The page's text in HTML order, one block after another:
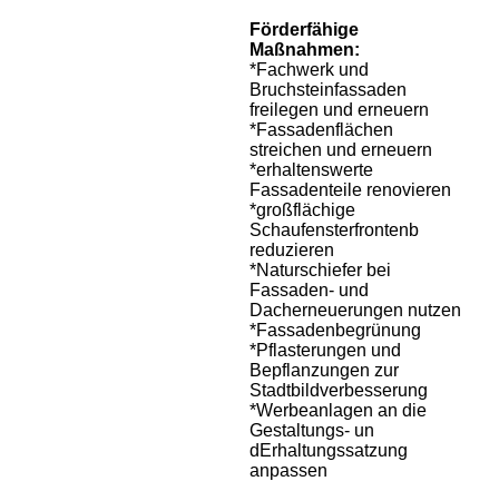
Förderfähige
Maßnahmen:
*Fachwerk und
Bruchsteinfassaden
freilegen und erneuern
*Fassadenflächen
streichen und erneuern
*erhaltenswerte
Fassadenteile renovieren
*großflächige
Schaufensterfrontenb
reduzieren
*Naturschiefer bei
Fassaden- und
Dacherneuerungen nutzen
*Fassadenbegrünung
*Pflasterungen und
Bepflanzungen zur
Stadtbildverbesserung
*Werbeanlagen an die
Gestaltungs- un
dErhaltungssatzung
anpassen